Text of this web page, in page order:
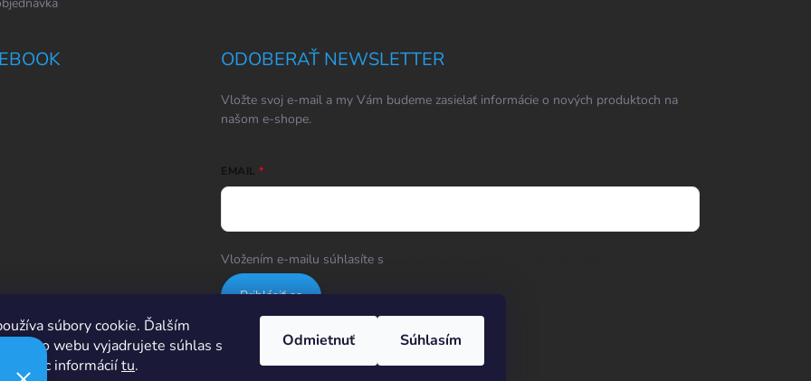
súbory cookie. Ďalším
tohto webu vyjadrujete súhlas s
Viac informáciítu.
Odmietnuť Súhlasím
ODOBERAŤ NEWSLETTER
Vložte svoj e-mail a my Vám budeme zasielať informácie o nových produktoch na
našom e-shope.
EMAIL
Vložením e-mailu súhlasíte s
Prihlásiť sa
Hodnotenie obchodu